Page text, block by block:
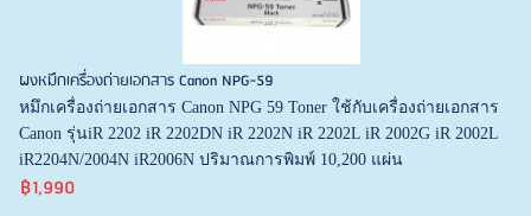
ผงหมึกเครื่องถ่ายเอกสาร Canon NPG-59
หมึกเครื่องถ่ายเอกสาร Canon NPG 59 Toner ใช้กับเครื่องถ่ายเอกสาร
Canon รุ่นiR 2202 iR 2202DN iR 2202N iR 2202L iR 2002G iR 2002L
iR2204N/2004N iR2006N ปริมาณการพิมพ์ 10,200 แผ่น
฿1,990